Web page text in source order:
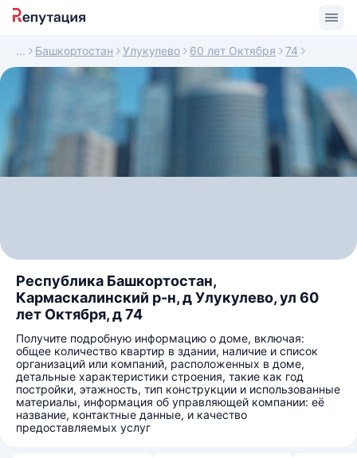
Башкортостан Улукулево 60 лет Октября 74
Республика Башкортостан,
Кармаскалинский р-н, д Улукулево, ул 60
лет Октября, д 74
Получите подробную информацию о доме, включая:
общее количество квартир в здании, наличие и список
организаций или компаний, расположенных в доме,
детальные характеристики строения, такие как год
постройки, этажность, тип конструкции и использованные
материалы, информация об управляющей компании: её
название, контактные данные, и качество
предоставляемых услуг